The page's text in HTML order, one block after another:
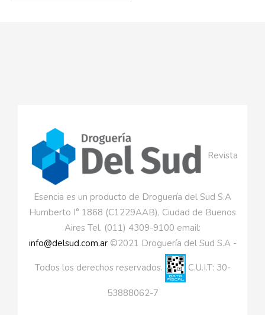
Revista
Esencia es un producto de Droguería del Sud S.A
Humberto I° 1868 (C1229AAB), Ciudad de Buenos
Aires Tel. (011) 4309-9100 email:
info@delsud.com.ar©2021 Droguería del Sud S.A -
Todos los derechos reservados. C.U.I.T: 30-
53888062-7